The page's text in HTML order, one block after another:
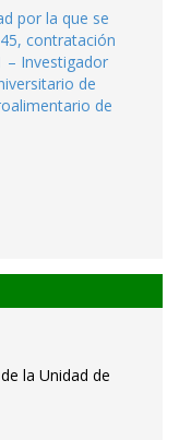
por la que se
contratación
– Investigador
de
de
la Unidad de